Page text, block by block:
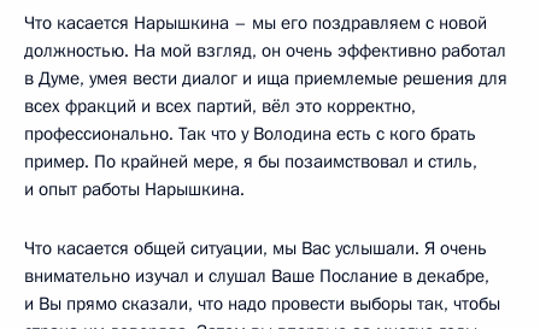
Что касается Нарышкина – мы его поздравляем с новой
должностью. На мой взгляд, он очень эффективно работал
в Думе, умея вести диалог и ища приемлемые решения для
всех фракций и всех партий, вёл это корректно,
профессионально. Так что у Володина есть с кого брать
пример. По крайней мере, я бы позаимствовал и стиль,
и опыт работы Нарышкина.
Что касается общей ситуации, мы Вас услышали. Я очень
внимательно изучал и слушал Ваше Послание в декабре,
и Вы прямо сказали, что надо провести выборы так, чтобы